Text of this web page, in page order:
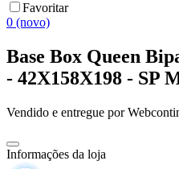
Favoritar
0 (novo)
Base Box Queen
- 42X158X198 - SP
Vendido e entregue por
Informações da loja